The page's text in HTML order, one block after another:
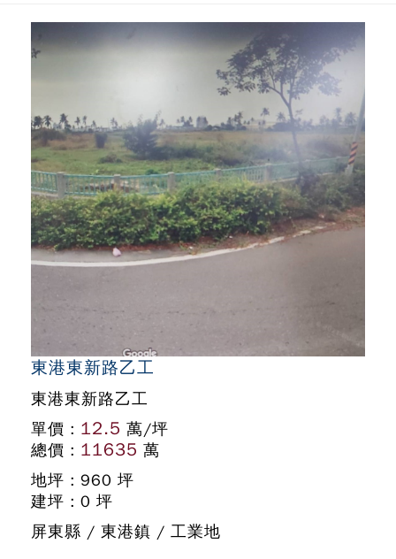
東港東新路乙工
東港東新路乙工
單價 : 12.5 萬/坪
總價 : 11635 萬
地坪 : 960 坪
建坪 : 0 坪
屏東縣 / 東港鎮 / 工業地